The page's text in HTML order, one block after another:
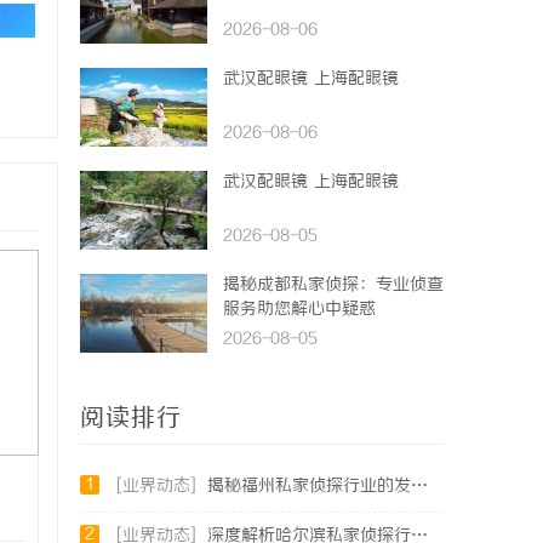
2026-08-06
武汉配眼镜 上海配眼镜
2026-08-06
武汉配眼镜 上海配眼镜
2026-08-05
揭秘成都私家侦探：专业侦查
服务助您解心中疑惑
2026-08-05
阅读排行
1 [业界动态] 揭秘福州私家侦探行业的发展与实际应用全解析
2 [业界动态] 深度解析哈尔滨私家侦探行业的发展与应用现状